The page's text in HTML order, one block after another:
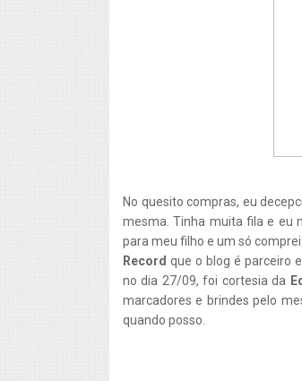
No quesito compras, eu
mesma. Tinha muita fila e eu
para meu filho e um só
Record que o blog é parceiro
no dia 27/09, foi cortesia da
marcadores e brindes pelo
quando posso.